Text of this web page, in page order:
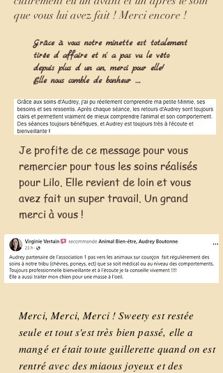
que vous lui avez fait ! Merci encore !
Grâce à vous notre minette est totalement
tirée d affaire et n' a pas vu le véto
depuis plus d un an, merci pour elle!
Elle nous comble de bonheur ….
Je profite de ce message pour vous
remercier pour tous les soins réalisés
pour Lilo. Elle revient de loin et vous
avez fait un super travail. Un grand
merci à vous !
Merci, Merci, Merci ! Sweety est restée
seule et tout s'est très bien passé, elle a
mangé et était toute guillerette quand on est
rentré avec des miaous joyeux et des